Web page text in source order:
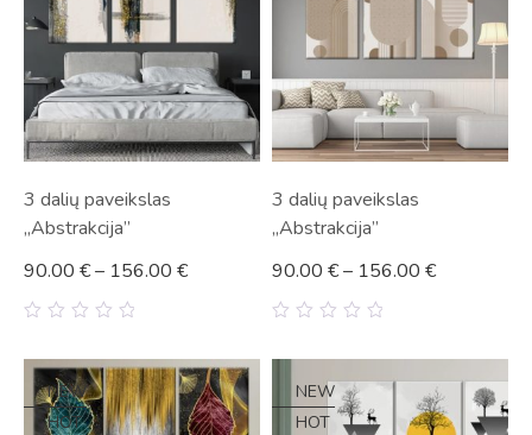
3 dalių paveikslas
„Abstrakcija”
of
5
90.00 €– 156.00 €
3 dalių paveikslas
„Abstrakcija”
90.00 €– 156.00 €
NEW
HOT
NEW
HOT